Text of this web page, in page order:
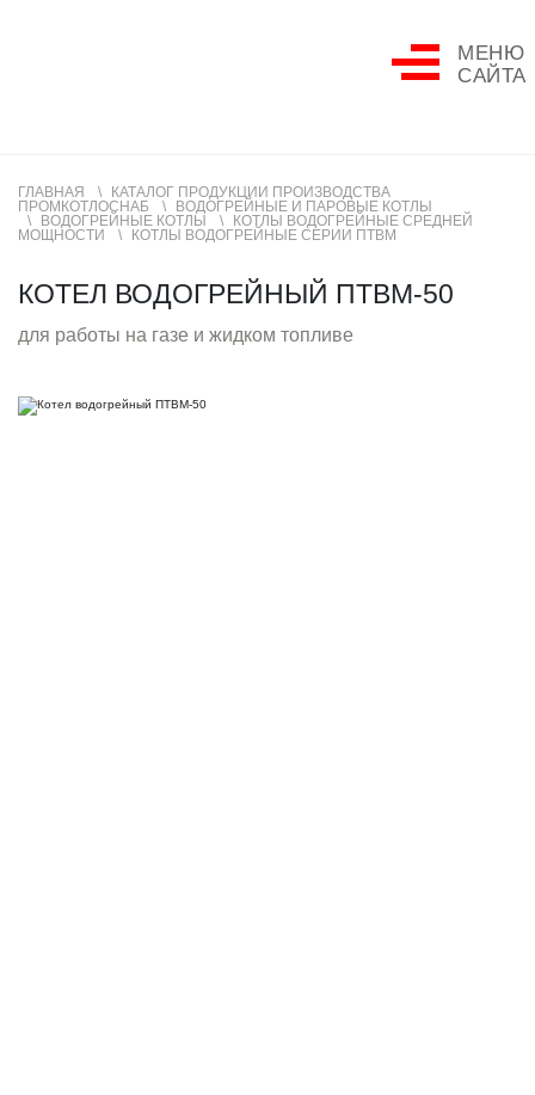
МЕНЮ
САЙТА
ГЛАВНАЯ
КАТАЛОГ ПРОДУКЦИИ ПРОИЗВОДСТВА
ПРОМКОТЛОСНАБ
ВОДОГРЕЙНЫЕ И ПАРОВЫЕ КОТЛЫ
ВОДОГРЕЙНЫЕ КОТЛЫ
КОТЛЫ ВОДОГРЕЙНЫЕ СРЕДНЕЙ
МОЩНОСТИ
КОТЛЫ ВОДОГРЕЙНЫЕ СЕРИИ ПТВМ
КОТЕЛ ВОДОГРЕЙНЫЙ ПТВМ-50
для работы на газе и жидком топливе